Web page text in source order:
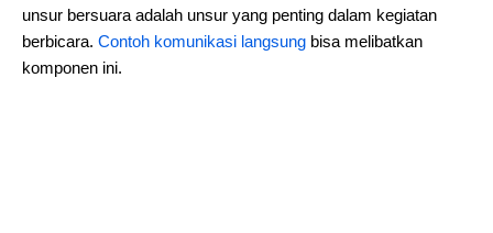
unsur bersuara adalah unsur yang penting dalam kegiatan
berbicara. Contoh komunikasi langsung bisa melibatkan
komponen ini.